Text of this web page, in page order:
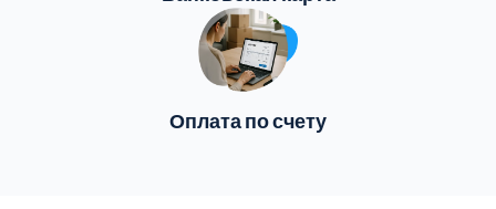
Оплата по счету